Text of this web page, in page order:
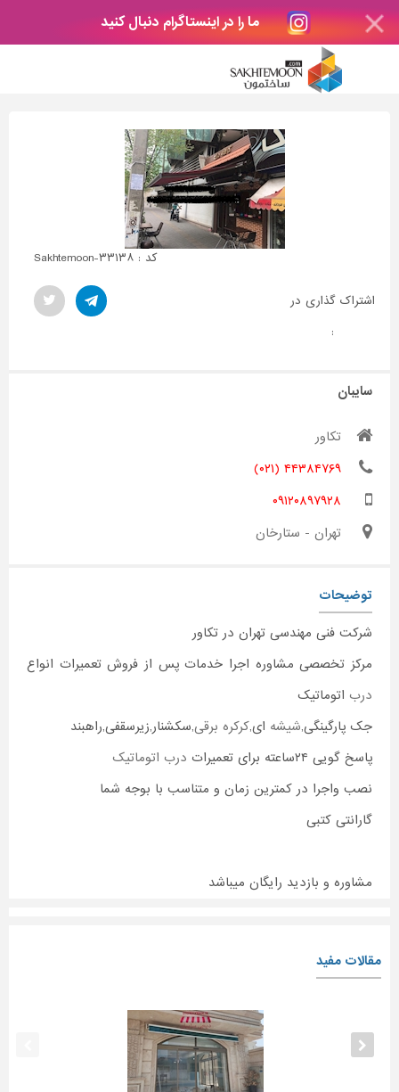
ما را در اینستاگرام دنبال کنید
کد : Sakhtemoon-۳۳۱۳۸
اشتراک گذاری در
:
سایبان
تکاور
۴۴۳۸۴۷۶۹ (۰۲۱)
۰۹۱۲۰۸۹۷۹۲۸
تهران - ستارخان
توضیحات
شرکت فنی مهندسی تهران در تکاور
مرکز تخصصی مشاوره اجرا خدمات پس از فروش تعمیرات انواع
درب اتوماتیک
جک پارگینگی,شیشه ای,کرکره برقی,سکشنار,زیرسقفی,راهبند
پاسخ گویی ۲۴ساعته برای تعمیرات
درب اتوماتیک
نصب واجرا در کمترین زمان و متناسب با بوجه شما
گارانتی کتبی
مشاوره و بازدید رایگان میباشد
مقالات مفید